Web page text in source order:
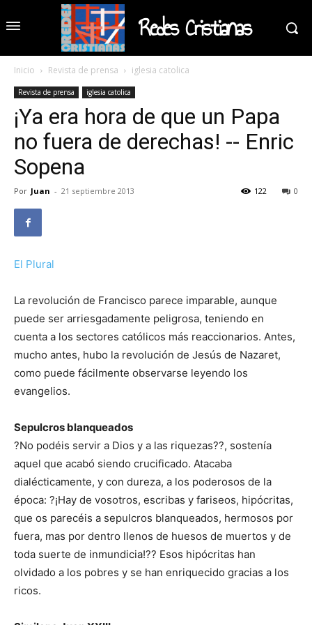
Redes Cristianas
Inicio Revista de prensa iglesia catolica
Revista de prensa iglesia catolica
¡Ya era hora de que un Papa
no fuera de derechas! -- Enric
Sopena
Por Juan - 21 septiembre 2013 0
122
El Plural
La revolución de Francisco parece imparable, aunque
puede ser arriesgadamente peligrosa, teniendo en
cuenta a los sectores católicos más reaccionarios. Antes,
mucho antes, hubo la revolución de Jesús de Nazaret,
como puede fácilmente observarse leyendo los
evangelios.
Sepulcros blanqueados
?No podéis servir a Dios y a las riquezas??, sostenía
aquel que acabó siendo crucificado. Atacaba
dialécticamente, y con dureza, a los poderosos de la
época: ?¡Hay de vosotros, escribas y fariseos, hipócritas,
que os parecéis a sepulcros blanqueados, hermosos por
fuera, mas por dentro llenos de huesos de muertos y de
toda suerte de inmundicia!?? Esos hipócritas han
olvidado a los pobres y se han enriquecido gracias a los
ricos.